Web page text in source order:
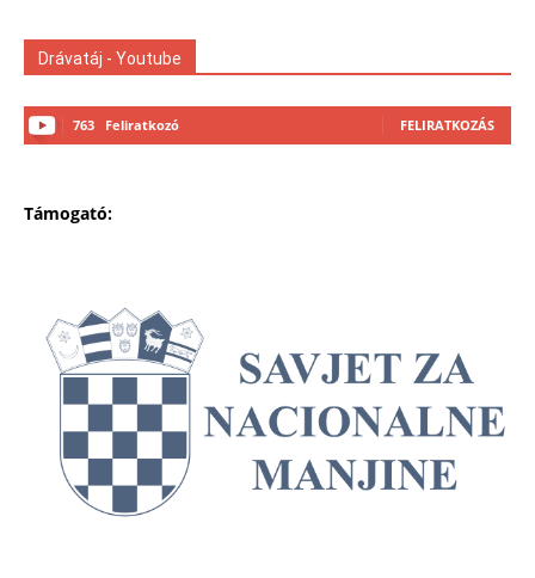
Drávatáj - Youtube
763 Feliratkozó FELIRATKOZÁS
Támogató: